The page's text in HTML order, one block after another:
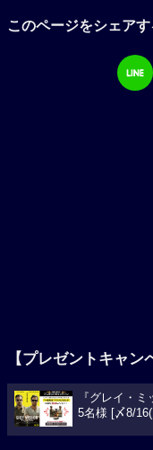
このページをシェアす
【プレゼントキャン
『グレイ・
5名様 [〆8/16(